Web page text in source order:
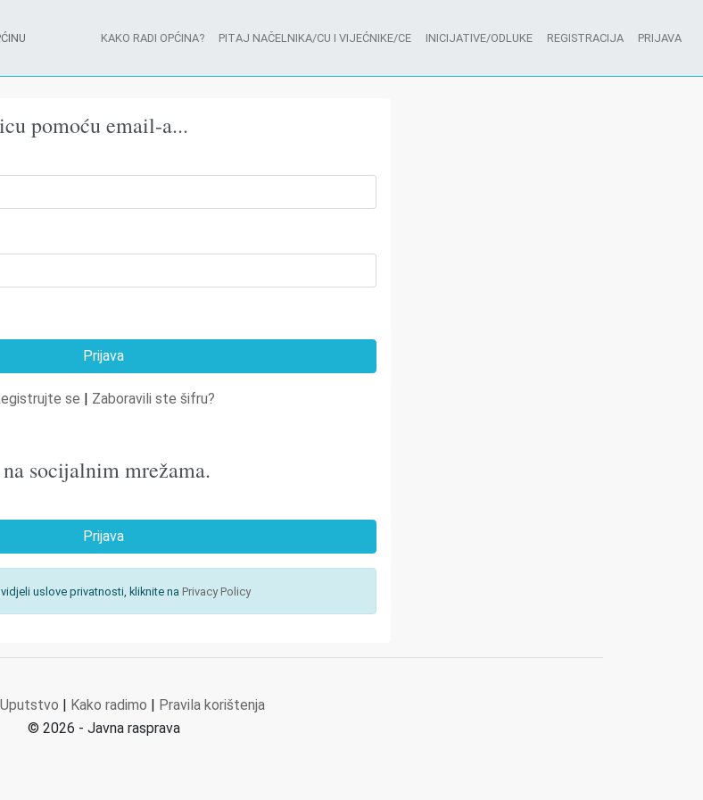
KAKO RADI OPĆINA? PITAJ NAČELNIKA/CU I VIJEĆNIKE/CE INICIJATIVE/ODLUKE REGISTRACIJA PRIJAVA
pomoću email-a...
se | Zaboravili ste šifru?
socijalnim mrežama.
Prijava
uslove privatnosti, kliknite na Privacy Policy
Uputstvo | Kako radimo | Pravila korištenja
© 2026 - Javna rasprava